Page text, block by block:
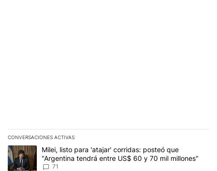
CONVERSACIONES ACTIVAS
Este listado muestra los artículos con más comentarios en los
Un artículo de tendencia con el título "Milei, listo para 'atajar'
Milei, listo para 'atajar' corridas: posteó que
"Argentina tendrá entre US$ 60 y 70 mil millones"
71